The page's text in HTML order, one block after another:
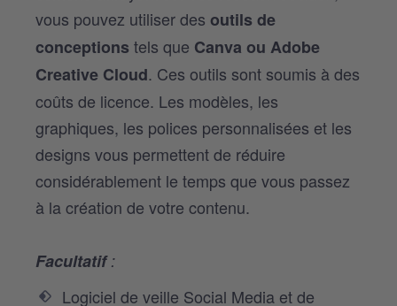
vous pouvez utiliser des outils de
conceptions tels que Canva ou Adobe
Creative Cloud. Ces outils sont soumis à des
coûts de licence. Les modèles, les
graphiques, les polices personnalisées et les
designs vous permettent de réduire
considérablement le temps que vous passez
à la création de votre contenu.
Facultatif:
Logiciel de veille Social Media et de